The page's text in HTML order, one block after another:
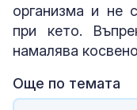
организма и не
при кето.
намалява
Още по темата